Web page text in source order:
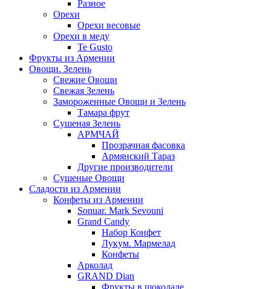
Разное
Орехи
Орехи весовые
Орехи в меду
Te Gusto
Фрукты из Армении
Овощи. Зелень
Свежие Овощи
Свежая Зелень
Замороженные Овощи и Зелень
Тамара фрут
Сушеная Зелень
АРМЧАЙ
Прозрачная фасовка
Армянский Тараз
Другие производители
Сушеные Овощи
Сладости из Армении
Конфеты из Армении
Sonuar. Mark Sevouni
Grand Candy
Набор Конфет
Лукум. Мармелад
Конфеты
Арколад
GRAND Dian
Фрукты в шоколаде